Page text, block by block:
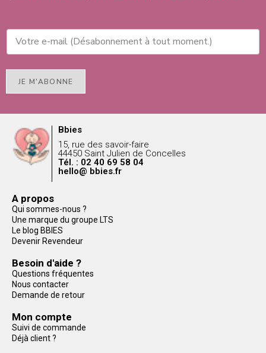
JE M'ABONNE
Bbies
15, rue des savoir-faire
44450 Saint Julien de Concelles
Tél. : 02 40 69 58 04
hello@ bbies.fr
A propos
Qui sommes-nous ?
Une marque du groupe LTS
Le blog BBIES
Devenir Revendeur
Besoin d'aide ?
Questions fréquentes
Nous contacter
Demande de retour
Mon compte
Suivi de commande
Déjà client ?